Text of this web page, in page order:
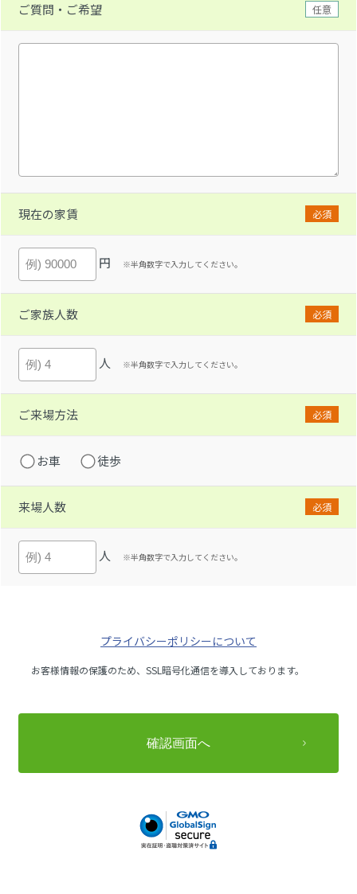
ご質問・ご希望 任意
現在の家賃 必須
円 ※半角数字で入力してください。
ご家族人数 必須
人 ※半角数字で入力してください。
ご来場方法 必須
お車 徒歩
来場人数 必須
人 ※半角数字で入力してください。
プライバシーポリシーについて
お客様情報の保護のため、SSL暗号化通信を導入しております。